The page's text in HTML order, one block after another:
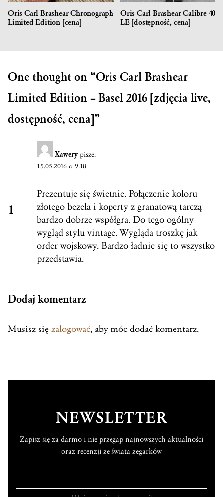
Oris Carl Brashear Chronograph
Limited Edition [cena]
Oris Carl Brashear Calibre 401
LE [dostępność, cena]
One thought on “Oris Carl Brashear
Limited Edition – Basel 2016 [zdjęcia live,
dostępność, cena]”
Xawery pisze:
15.05.2016 o 9:18
Prezentuje się świetnie. Połączenie koloru
złotego bezela i koperty z granatową tarczą
bardzo dobrze współgra. Do tego ogólny
wygląd stylu vintage. Wygląda troszkę jak
order wojskowy. Bardzo ładnie się to wszystko
przedstawia.
Dodaj komentarz
Musisz się zalogować, aby móc dodać komentarz.
NEWSLETTER
Zapisz się za darmo i nie przegap najnowszych aktualności
oraz recenzji ze świata zegarków